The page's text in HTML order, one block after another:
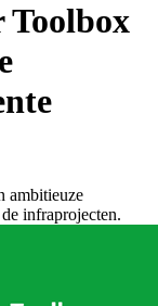
ambitieuze
infraprojecten.